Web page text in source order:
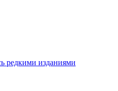
редкими изданиями